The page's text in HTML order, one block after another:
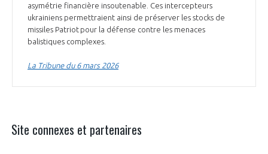
asymétrie financière insoutenable. Ces intercepteurs
ukrainiens permettraient ainsi de préserver les stocks de
missiles Patriot pour la défense contre les menaces
balistiques complexes.
La Tribune du 6 mars 2026
Site connexes et partenaires